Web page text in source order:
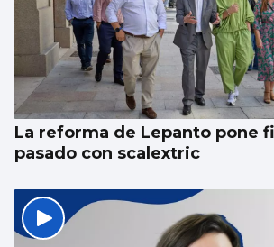
La reforma de Lepanto pone
pasado con scalextric